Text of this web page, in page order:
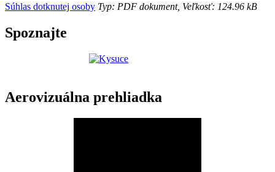
Súhlas dotknutej osoby Typ: PDF dokument, Veľkosť: 124.96 kB
Spoznajte
Aerovizuálna prehliadka